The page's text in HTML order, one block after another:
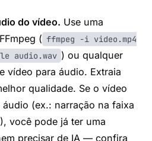
do vídeo. Use uma
( ffmpeg -i video.mp4
audio.wav ) ou qualquer
vídeo para áudio. Extraia
qualidade. Se o vídeo
(ex.: narração na faixa
você pode já ter uma
precisar de IA — confira